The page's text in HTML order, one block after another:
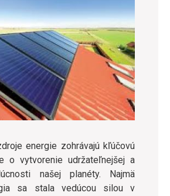
energie zohrávajú kľúčovú
o vytvorenie udržateľnejšej a
našej planéty. Najmä
sa stala vedúcou silou v